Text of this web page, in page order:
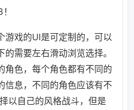
游戏的UI是可定制的，可以
需要左右滑动浏览选择。
角色，每个角色都有不同的
信息，不同的角色应该有不
以自己的风格战斗，但是